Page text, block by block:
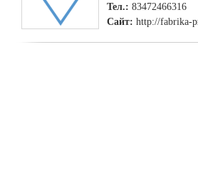
Тел.: 83472466316
Сайт: http://fabrika-